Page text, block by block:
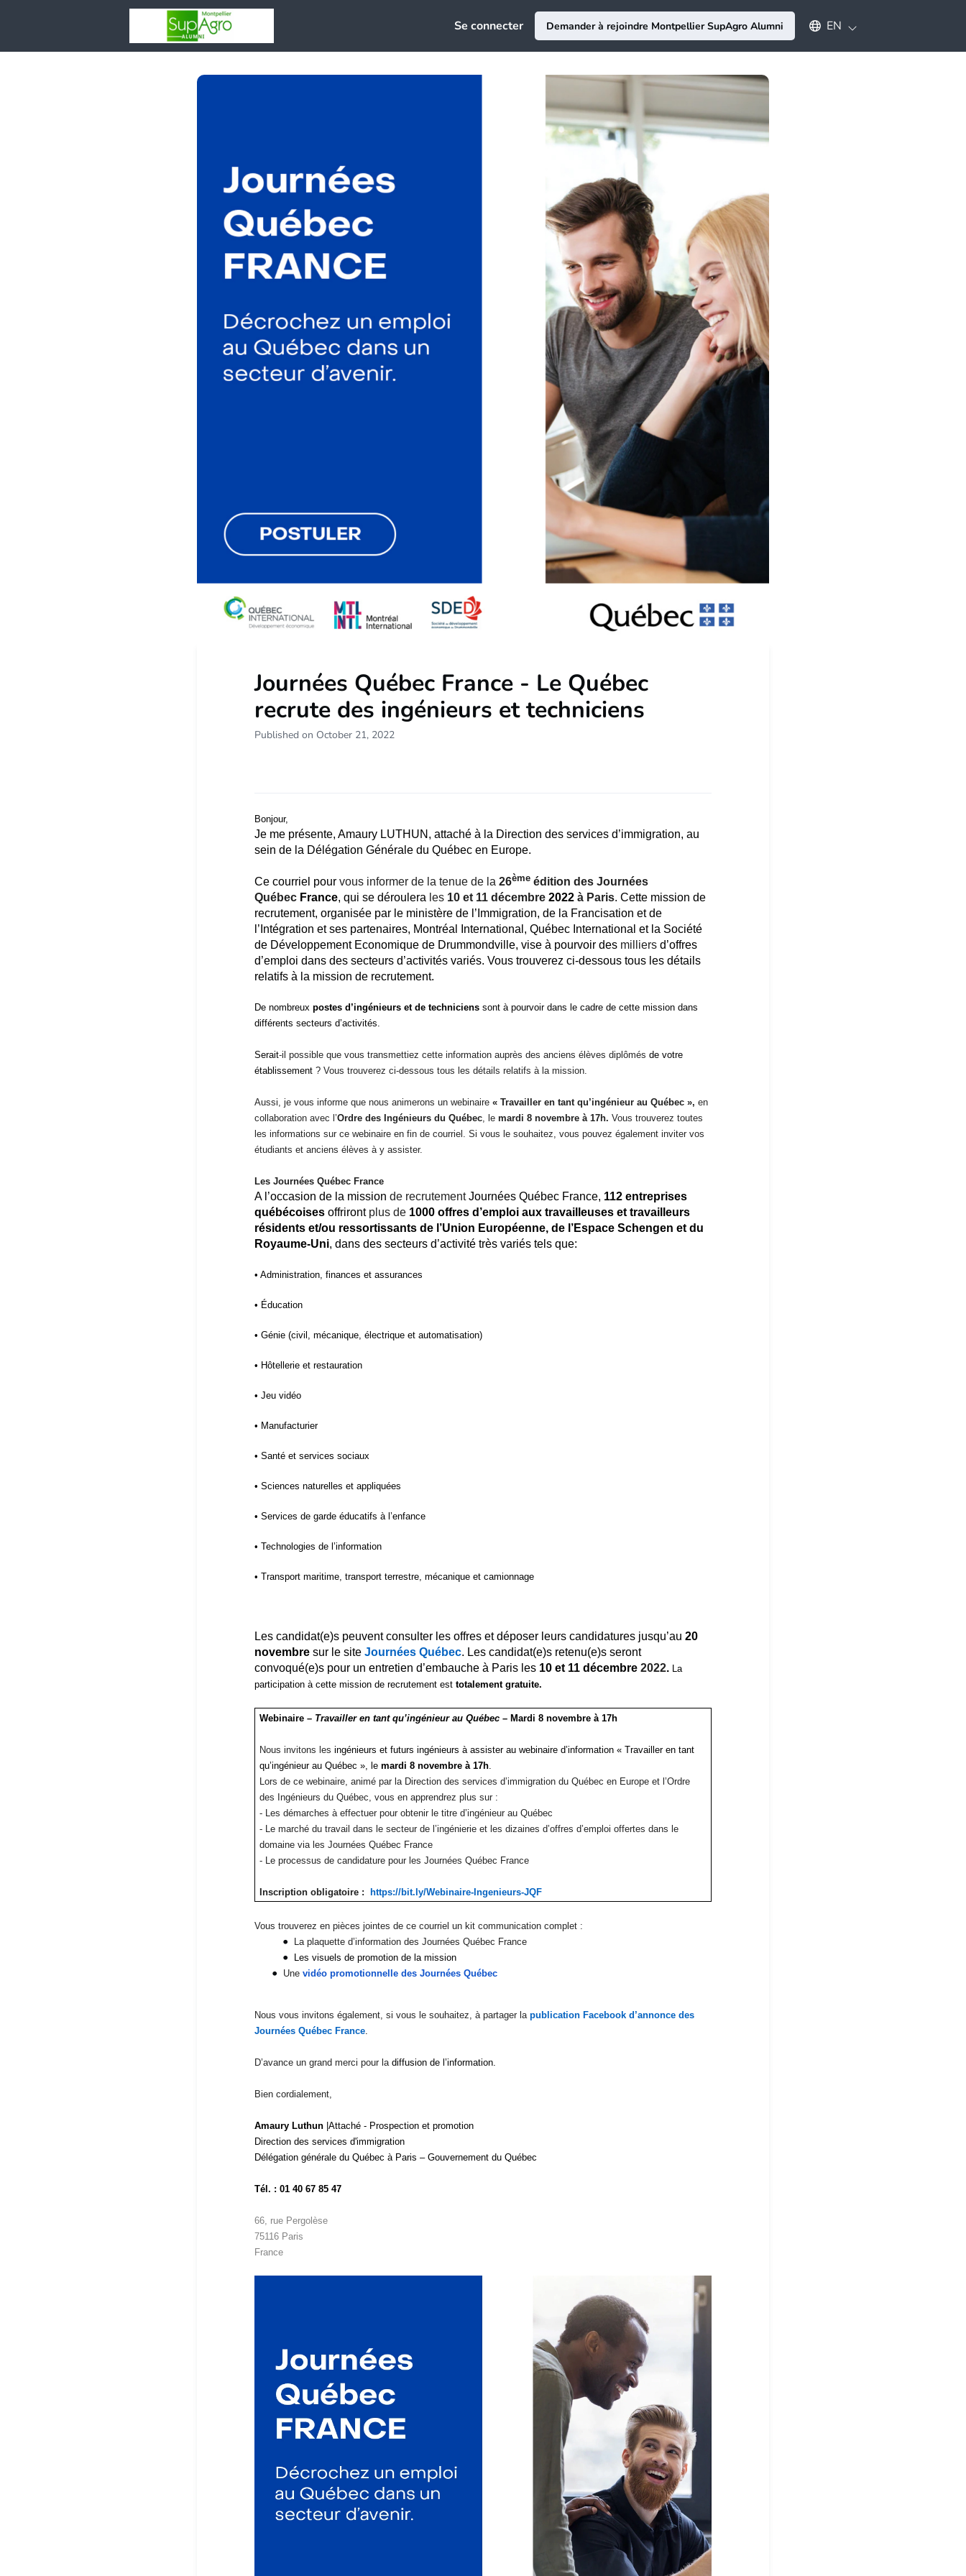
association
Espace Emploi
Entrepreneuriat
Adhésion
Se connecter Demander à rejoindre Montpellier SupAgro Alumni Select an available language
EN
Journées Québec France - Le Québec
recrute des ingénieurs et techniciens
Published on October 21, 2022
Bonjour,
Je me présente, Amaury LUTHUN, attaché à la Direction des services d’immigration, au
sein de la Délégation Générale du Québec en Europe.
Ce courriel pour vous informer de la tenue de la 26ème édition des Journées
Québec France, qui se déroulera les 10 et 11 décembre 2022 à Paris. Cette mission de
recrutement, organisée par le ministère de l’Immigration, de la Francisation et de
l’Intégration et ses partenaires, Montréal International, Québec International et la Société
de Développement Economique de Drummondville, vise à pourvoir des milliers d’offres
d’emploi dans des secteurs d’activités variés. Vous trouverez ci-dessous tous les détails
relatifs à la mission de recrutement.
De nombreux postes d’ingénieurs et de techniciens sont à pourvoir dans le cadre de cette mission dans
différents secteurs d’activités.
Serait-il possible que vous transmettiez cette information auprès des anciens élèves diplômés de votre
établissement ? Vous trouverez ci-dessous tous les détails relatifs à la mission.
Aussi, je vous informe que nous animerons un webinaire « Travailler en tant qu’ingénieur au Québec », en
collaboration avec l’Ordre des Ingénieurs du Québec, le mardi 8 novembre à 17h. Vous trouverez toutes
les informations sur ce webinaire en fin de courriel. Si vous le souhaitez, vous pouvez également inviter vos
étudiants et anciens élèves à y assister.
Les Journées Québec France
A l’occasion de la mission de recrutementJournées Québec France, 112 entreprises
québécoises offriront plus de 1000 offres d’emploi aux travailleuses et travailleurs
résidents et/ou ressortissants de l’Union Européenne, de l’Espace Schengen et du
Royaume-Uni, dans des secteurs d’activité très variés tels que:
• Administration, finances et assurances
• Éducation
• Génie (civil, mécanique, électrique et automatisation)
• Hôtellerie et restauration
• Jeu vidéo
• Manufacturier
• Santé et services sociaux
• Sciences naturelles et appliquées
• Services de garde éducatifs à l’enfance
• Technologies de l’information
• Transport maritime, transport terrestre, mécanique et camionnage
Les candidat(e)s peuvent consulter les offres et déposer leurs candidatures jusqu’au 20
novembre sur le site Journées Québec. Les candidat(e)s retenu(e)s seront
convoqué(e)s pour un entretien d’embauche à Paris les 10 et 11 décembre 2022. La
participation à cette mission de recrutement est totalement gratuite.
Webinaire – Travailler en tant qu’ingénieur au Québec– Mardi 8 novembre à 17h
Nous invitons les ingénieurs et futurs ingénieurs à assister au webinaire d’information « Travailler en tant
qu’ingénieur au Québec », le mardi 8 novembre à 17h.
Lors de ce webinaire, animé par la Direction des services d’immigration du Québec en Europe et l’Ordre
des Ingénieurs du Québec, vous en apprendrez plus sur :
- Les démarches à effectuer pour obtenir le titre d’ingénieur au Québec
- Le marché du travail dans le secteur de l’ingénierie et les dizaines d’offres d’emploi offertes dans le
domaine via les Journées Québec France
- Le processus de candidature pour les Journées Québec France
Inscription obligatoire : https://bit.ly/Webinaire-Ingenieurs-JQF
Vous trouverez en pièces jointes de ce courriel un kit communication complet :
La plaquette d’information des Journées Québec France
Les visuels de promotion de la mission
Une vidéo promotionnelle des Journées Québec
Nous vous invitons également, si vous le souhaitez, à partager la publication Facebook d’annonce des
Journées Québec France
D’avance un grand merci pour la diffusion de l’information.
Bien cordialement,
Amaury Luthun |Attaché - Prospection et promotion
Direction des services d'immigration
Délégation générale du Québec à Paris – Gouvernement du Québec
Tél. : 01 40 67 85 47
66, rue Pergolèse
75116 Paris
France